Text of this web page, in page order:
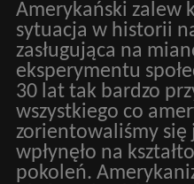
Amerykański zalew
sytuacja w historii
zasługująca na
eksperymentu
30 lat tak bardzo
wszystkiego co
zorientowaliśmy się
wpłynęło na
pokoleń.